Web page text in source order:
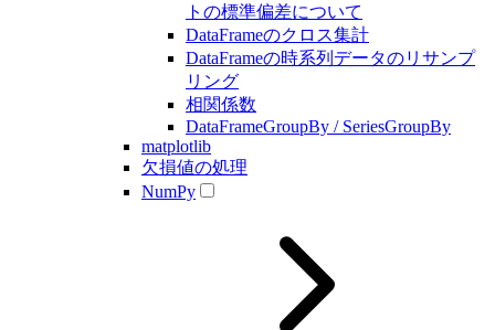
トの標準偏差について
DataFrameのクロス集計
DataFrameの時系列データのリサンプ
リング
相関係数
DataFrameGroupBy / SeriesGroupBy
matplotlib
欠損値の処理
NumPy